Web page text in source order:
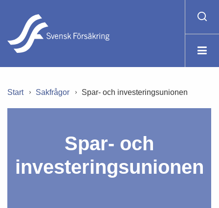
Start Sakfrågor Spar- och investeringsunionen
Spar- och
investeringsunionen